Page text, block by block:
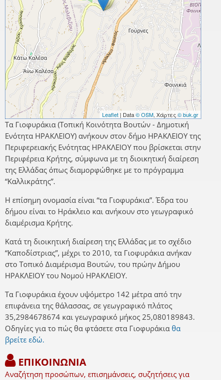
Leaflet| Data© OSM, Χάρτες © buk.gr
Τα Γιοφυράκια (Τοπική Κοινότητα Βουτών - Δημοτική
Ενότητα ΗΡΑΚΛΕΙΟΥ) ανήκουν στον δήμο ΗΡΑΚΛΕΙΟΥ της
Περιφερειακής Ενότητας ΗΡΑΚΛΕΙΟΥ που βρίσκεται στην
Περιφέρεια Κρήτης, σύμφωνα με τη διοικητική διαίρεση
της Ελλάδας όπως διαμορφώθηκε με το πρόγραμμα
“Καλλικράτης”.
Η επίσημη ονομασία είναι “τα Γιοφυράκια”. Έδρα του
δήμου είναι το Ηράκλειο και ανήκουν στο γεωγραφικό
διαμέρισμα Κρήτης.
Κατά τη διοικητική διαίρεση της Ελλάδας με το σχέδιο
“Καποδίστριας”, μέχρι το 2010, τα Γιοφυράκια ανήκαν
στο Τοπικό Διαμέρισμα Βουτών, του πρώην Δήμου
ΗΡΑΚΛΕΙΟΥ του Νομού ΗΡΑΚΛΕΙΟΥ.
Τα Γιοφυράκια έχουν υψόμετρο 142 μέτρα από την
επιφάνεια της θάλασσας, σε γεωγραφικό πλάτος
35,2984678674 και γεωγραφικό μήκος 25,080189843.
Οδηγίες για το πώς θα φτάσετε στα Γιοφυράκια θα
βρείτε εδώ.
ΕΠΙΚΟΙΝΩΝΙΑ
Αναζήτηση προσώπων, επισημάνσεις, συζητήσεις για